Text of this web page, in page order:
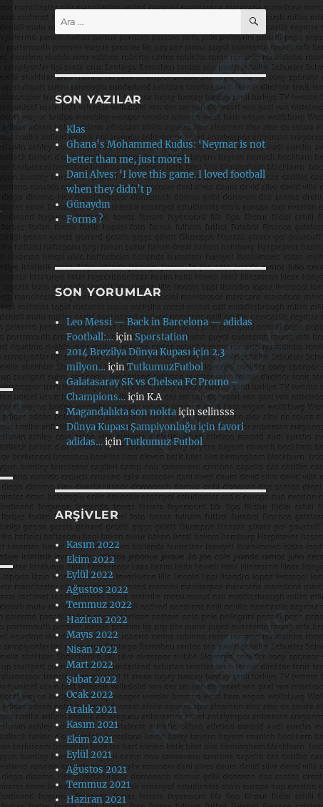
Ara: ARA
SON YAZILAR
Klas
Ghana’s Mohammed Kudus: ‘Neymar is not
better than me, just more h
Dani Alves: ‘I love this game. I loved football
when they didn’t p
Günaydın
Forma ?
SON YORUMLAR
Leo Messi — Back in Barcelona — adidas
Football:…içinSporstation
2014 Brezilya Dünya Kupası için 2.3
milyon…içinTutkumuzFutbol
Galatasaray SK vs Chelsea FC Promo –
Champions…içinK.A
Magandalıkta son noktaiçinselinsss
Dünya Kupası Şampiyonluğu için favori
adidas…içinTutkumuz Futbol
ARŞIVLER
Kasım 2022
Ekim 2022
Eylül 2022
Ağustos 2022
Temmuz 2022
Haziran 2022
Mayıs 2022
Nisan 2022
Mart 2022
Şubat 2022
Ocak 2022
Aralık 2021
Kasım 2021
Ekim 2021
Eylül 2021
Ağustos 2021
Temmuz 2021
Haziran 2021